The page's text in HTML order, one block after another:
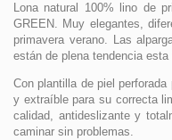
Lona natural 100% lino de
GREEN. Muy elegantes,
primavera verano. Las
están de plena tendencia esta
Con plantilla de piel
y extraíble para su correcta
calidad, antideslizante y
caminar sin problemas.